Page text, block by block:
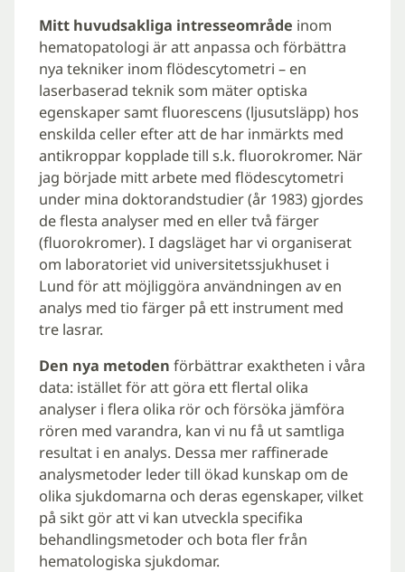
Mitt huvudsakliga intresseområde inom
hematopatologi är att anpassa och förbättra
nya tekniker inom flödescytometri – en
laserbaserad teknik som mäter optiska
egenskaper samt fluorescens (ljusutsläpp) hos
enskilda celler efter att de har inmärkts med
antikroppar kopplade till s.k. fluorokromer. När
jag började mitt arbete med flödescytometri
under mina doktorandstudier (år 1983) gjordes
de flesta analyser med en eller två färger
(fluorokromer). I dagsläget har vi organiserat
om laboratoriet vid universitetssjukhuset i
Lund för att möjliggöra användningen av en
analys med tio färger på ett instrument med
tre lasrar.
Den nya metoden förbättrar exaktheten i våra
data: istället för att göra ett flertal olika
analyser i flera olika rör och försöka jämföra
rören med varandra, kan vi nu få ut samtliga
resultat i en analys. Dessa mer raffinerade
analysmetoder leder till ökad kunskap om de
olika sjukdomarna och deras egenskaper, vilket
på sikt gör att vi kan utveckla specifika
behandlingsmetoder och bota fler från
hematologiska sjukdomar.